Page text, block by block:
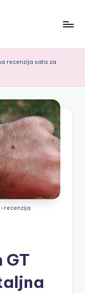
recenzija sata za
recenzija
GT